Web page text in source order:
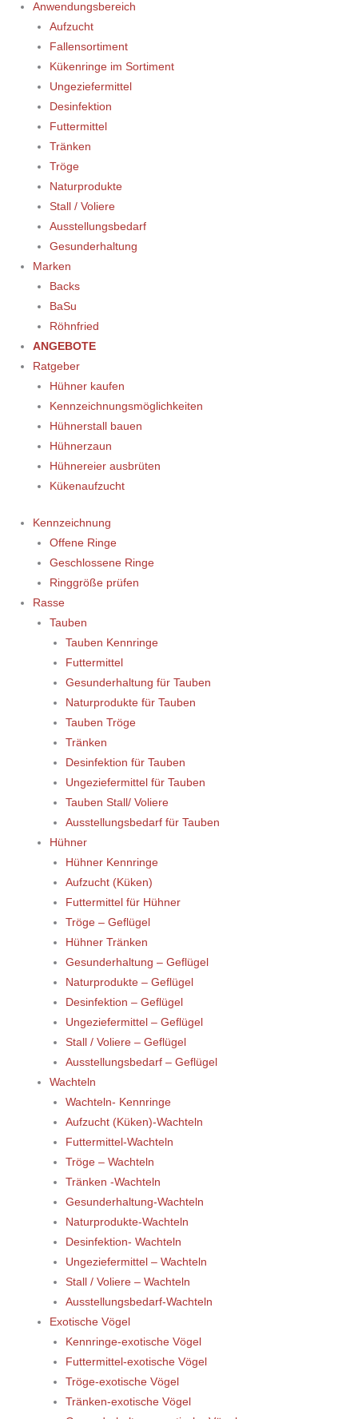
Anwendungsbereich
Aufzucht
Fallensortiment
Kükenringe im Sortiment
Ungeziefermittel
Desinfektion
Futtermittel
Tränken
Tröge
Naturprodukte
Stall / Voliere
Ausstellungsbedarf
Gesunderhaltung
Marken
Backs
BaSu
Röhnfried
ANGEBOTE
Ratgeber
Hühner kaufen
Kennzeichnungsmöglichkeiten
Hühnerstall bauen
Hühnerzaun
Hühnereier ausbrüten
Kükenaufzucht
Kennzeichnung
Offene Ringe
Geschlossene Ringe
Ringgröße prüfen
Rasse
Tauben
Tauben Kennringe
Futtermittel
Gesunderhaltung für Tauben
Naturprodukte für Tauben
Tauben Tröge
Tränken
Desinfektion für Tauben
Ungeziefermittel für Tauben
Tauben Stall/ Voliere
Ausstellungsbedarf für Tauben
Hühner
Hühner Kennringe
Aufzucht (Küken)
Futtermittel für Hühner
Tröge – Geflügel
Hühner Tränken
Gesunderhaltung – Geflügel
Naturprodukte – Geflügel
Desinfektion – Geflügel
Ungeziefermittel – Geflügel
Stall / Voliere – Geflügel
Ausstellungsbedarf – Geflügel
Wachteln
Wachteln- Kennringe
Aufzucht (Küken)-Wachteln
Futtermittel-Wachteln
Tröge – Wachteln
Tränken -Wachteln
Gesunderhaltung-Wachteln
Naturprodukte-Wachteln
Desinfektion- Wachteln
Ungeziefermittel – Wachteln
Stall / Voliere – Wachteln
Ausstellungsbedarf-Wachteln
Exotische Vögel
Kennringe-exotische Vögel
Futtermittel-exotische Vögel
Tröge-exotische Vögel
Tränken-exotische Vögel